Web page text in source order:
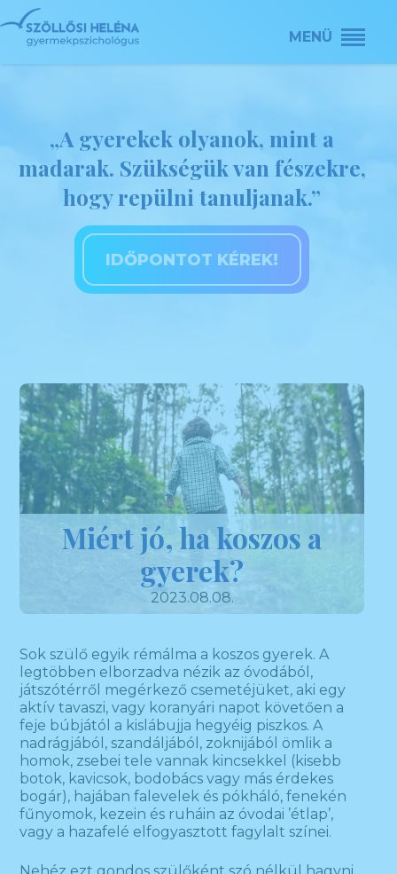
„A gyerekek olyanok, mint a
madarak. Szükségük van fészekre,
hogy repülni tanuljanak.”
IDŐPONTOT KÉREK!
Miért jó, ha koszos a
gyerek?
2023.08.08.
Sok szülő egyik rémálma a koszos gyerek. A
legtöbben elborzadva nézik az óvodából,
játszótérről megérkező csemetéjüket, aki egy
aktív tavaszi, vagy koranyári napot követően a
feje búbjától a kislábujja hegyéig piszkos. A
nadrágjából, szandáljából, zoknijából ömlik a
homok, zsebei tele vannak kincsekkel (kisebb
botok, kavicsok, bodobács vagy más érdekes
bogár), hajában falevelek és pókháló, fenekén
fűnyomok, kezein és ruháin az óvodai ’étlap’,
vagy a hazafelé elfogyasztott fagylalt színei.